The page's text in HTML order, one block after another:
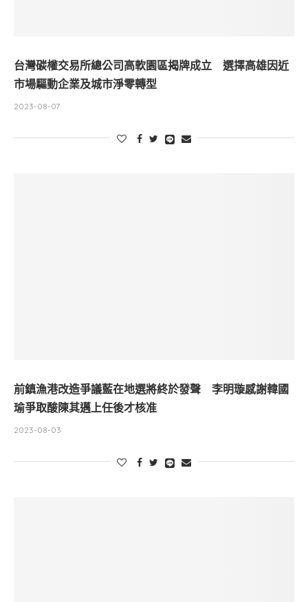
台灣碳權交易所總公司高軟園區揭牌成立 選擇高雄因近
市場驅動企業及城市淨零轉型
2023-08-07
前鎮漁港改造爭議藍在地選將終於發聲 李明璇感謝韓國
瑜爭取酸陳其邁上任後才核准
2023-08-03